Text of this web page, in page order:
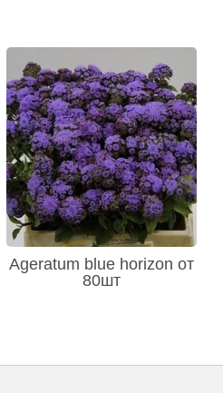
Ageratum blue horizon от
80шт